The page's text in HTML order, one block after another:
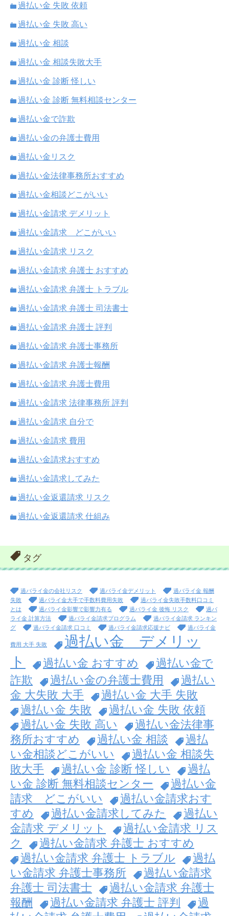
過払い金 失敗 依頼
過払い金 失敗 高い
過払い金 相談
過払い金 相談失敗大手
過払い金 診断 怪しい
過払い金 診断 無料相談センター
過払い金で詐欺
過払い金の弁護士費用
過払い金リスク
過払い金法律事務所おすすめ
過払い金相談どこがいい
過払い金請求 デメリット
過払い金請求 どこがいい
過払い金請求 リスク
過払い金請求 弁護士 おすすめ
過払い金請求 弁護士 トラブル
過払い金請求 弁護士 司法書士
過払い金請求 弁護士 評判
過払い金請求 弁護士事務所
過払い金請求 弁護士報酬
過払い金請求 弁護士費用
過払い金請求 法律事務所 評判
過払い金請求 自分で
過払い金請求 費用
過払い金請求おすすめ
過払い金請求してみた
過払い金返還請求 リスク
過払い金返還請求 仕組み
タグ
過バライ金の会社リスク 過バライ金デメリット
過バライ金 報酬
失敗
過バライ金大手で手数料費用失敗
過バライ金失敗手数料口コミ
とは
過バライ金影響で影響力有る 過バライ金 後悔 リスク
過バ
ライ金 計算方法
過バライ金請求プログラム
過バライ金請求 ランキン
グ
過バライ金請求 口コミ 過バライ金請求応援ナビ 過バライ金
費用 大手 失敗
過払い金 デメリッ
ト
過払い金 おすすめ
過払い金で
詐欺
過払い金の弁護士費用
過払い
金 大失敗 大手
過払い金 大手 失敗
過払い金 失敗
過払い金 失敗 依頼
過払い金 失敗 高い
過払い金法律事
務所おすすめ
過払い金 相談
過払
い金相談どこがいい
過払い金 相談失
敗大手
過払い金 診断 怪しい
過払
い金 診断 無料相談センター
過払い金
請求 どこがいい
過払い金請求おす
すめ
過払い金請求してみた
過払い
金請求 デメリット
過払い金請求 リス
ク
過払い金請求 弁護士 おすすめ
過払い金請求 弁護士 トラブル
過払
い金請求 弁護士事務所
過払い金請求
弁護士 司法書士
過払い金請求 弁護士
報酬
過払い金請求 弁護士 評判
過